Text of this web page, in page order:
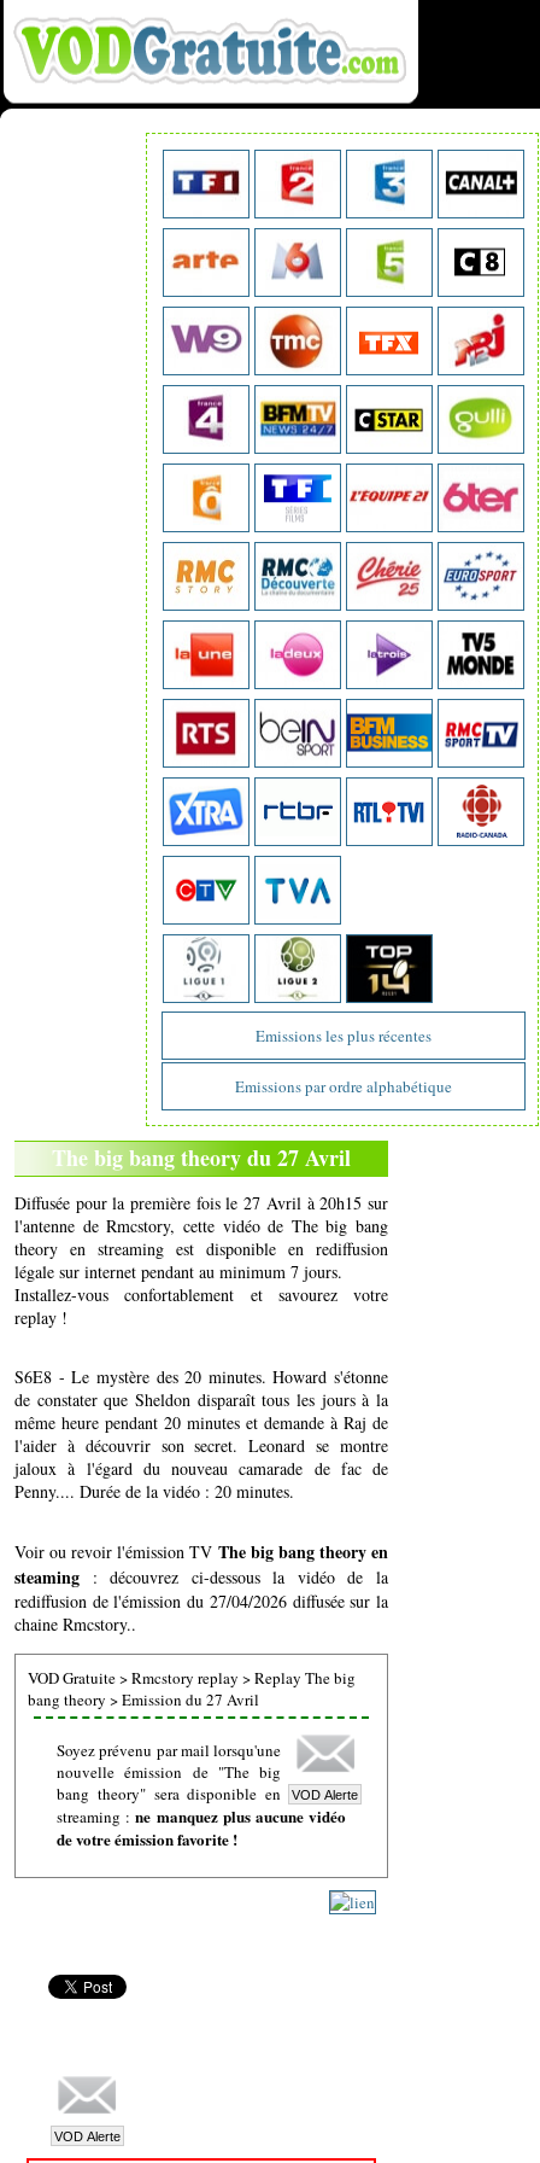
Emissions les plus récentes
Emissions par ordre alphabétique
The big bang theory du 27 Avril
Diffusée pour la première fois le 27 Avril à 20h15 sur
l'antenne de Rmcstory, cette vidéo de The big bang
theory en streaming est disponible en rediffusion
légale sur internet pendant au minimum 7 jours.
Installez-vous confortablement et savourez votre
replay !
S6E8 - Le mystère des 20 minutes. Howard s'étonne
de constater que Sheldon disparaît tous les jours à la
même heure pendant 20 minutes et demande à Raj de
l'aider à découvrir son secret. Leonard se montre
jaloux à l'égard du nouveau camarade de fac de
Penny.... Durée de la vidéo : 20 minutes.
Voir ou revoir l'émission TV The big bang theory en
steaming : découvrez ci-dessous la vidéo de la
rediffusion de l'émission du 27/04/2026 diffusée sur la
chaine Rmcstory..
VOD Gratuite>Rmcstory replay >Replay The big
bang theory >Emission du 27 Avril
Soyez prévenu par mail lorsqu'une
nouvelle émission de "The big
bang theory" sera disponible en
streaming :ne manquez plus aucune vidéo
de votre émission favorite !